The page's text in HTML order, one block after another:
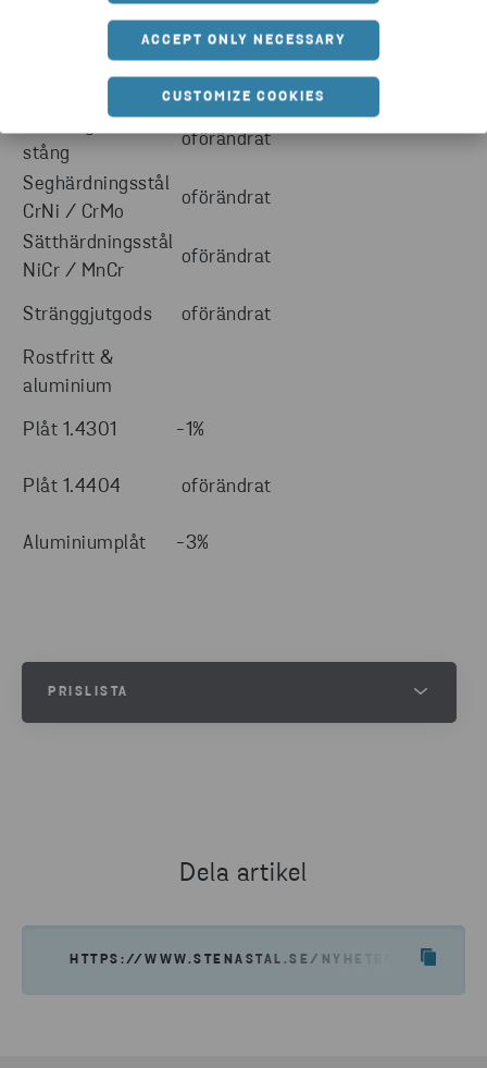
ACCEPT ONLY NECESSARY
CUSTOMIZE COOKIES
Automatstål oförändrat
Olegerad stång oförändrat
stång
oförändrat
Seghärdningsstål
CrNi / CrMo
oförändrat
Sätthärdningsstål
NiCr / MnCr
oförändrat
Stränggjutgods oförändrat
Rostfritt &
aluminium
Plåt 1.4301 -1%
Plåt 1.4404 oförändrat
Aluminiumplåt -3%
PRISLISTA
Dela artikel
HTTPS://WWW.STENASTAL.SE/NYHETER--